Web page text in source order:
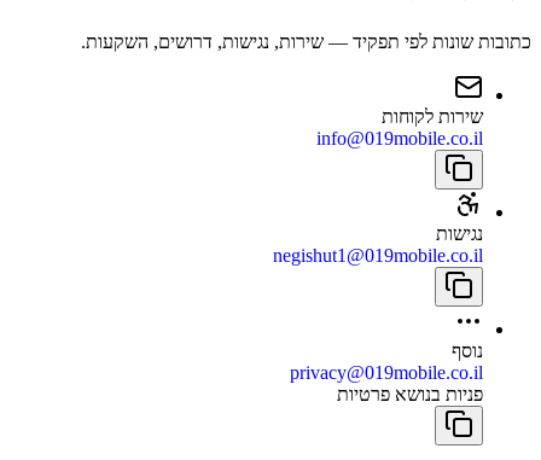
כתובות שונות לפי תפקיד — שירות, נגישות, דרושים, השקעות.
שירות לקוחות
info@019mobile.co.il
נגישות
negishut1@019mobile.co.il
נוסף
privacy@019mobile.co.il
פניות בנושא פרטיות